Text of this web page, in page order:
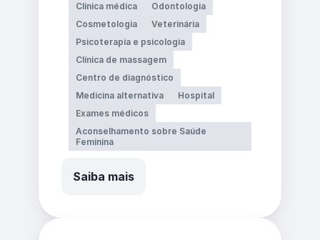
Clínica médica
Odontologia
Cosmetologia
Veterinária
Psicoterapia e psicologia
Clínica de massagem
Centro de diagnóstico
Medicina alternativa
Hospital
Exames médicos
Aconselhamento sobre Saúde
Feminina
Saiba mais